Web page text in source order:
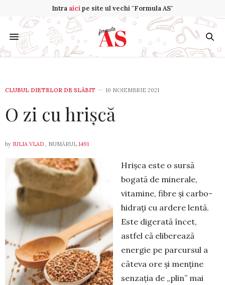
Intra aicipe site ul vechi "Formula AS"
CLUBUL DIETELOR DE SLĂBIT 10 NOIEMBRIE 2021
O zi cu hrișcă
by IULIA VLAD , NUMĂRUL 1491
Hrișca este o sursă
bogată de mi­nerale,
vitamine, fibre și carbo­
hidrați cu ardere lentă.
Este digerată în­cet,
astfel că eliberează
energie pe par­cursul a
câteva ore și menține
senzația de „plin” mai